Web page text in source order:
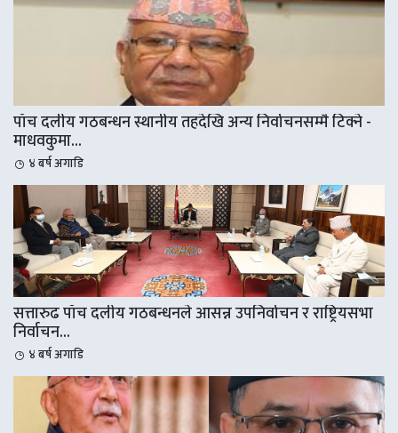
पाँच दलीय गठबन्धन स्थानीय तहदेखि अन्य निर्वाचनसम्मै टिक्ने -
माधवकुमा...
४ बर्ष अगाडि
सत्तारुढ पाँच दलीय गठबन्धनले आसन्न उपनिर्वाचन र राष्ट्रियसभा
निर्वाचन...
४ बर्ष अगाडि